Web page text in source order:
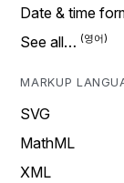
Date & time
See all…
MARKUP
SVG
MathML
XML